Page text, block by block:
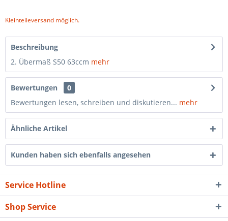
Kleinteileversand möglich.
Beschreibung
2. Übermaß S50 63ccm mehr
Bewertungen
0
Bewertungen lesen, schreiben und diskutieren... mehr
Ähnliche Artikel
Kunden haben sich ebenfalls angesehen
Service Hotline
Shop Service